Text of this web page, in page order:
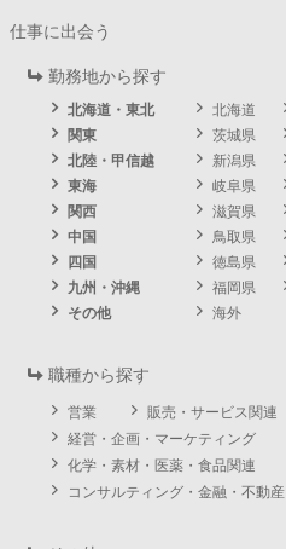
仕事に出会う
勤務地から探す
北海道・東北 北海道
関東
茨城県
北陸・甲信越
新潟県
東海
岐阜県
関西
滋賀県
中国
鳥取県
四国
徳島県
九州・沖縄
福岡県
その他
海外
職種から探す
営業 販売・サービス関連
経営・企画・マーケティング
化学・素材・医薬・食品関連
コンサルティング・金融・不動産